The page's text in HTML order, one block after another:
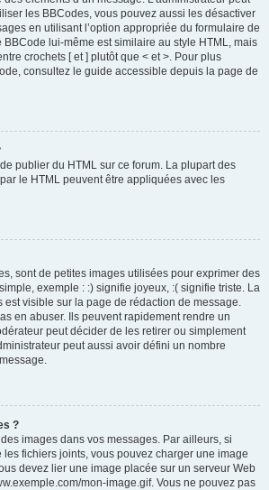
les BBCodes, vous pouvez aussi les désactiver
en utilisant l’option appropriée du formulaire de
lui-même est similaire au style HTML, mais
crochets [ et ] plutôt que < et >. Pour plus
consultez le guide accessible depuis la page de
publier du HTML sur ce forum. La plupart des
le HTML peuvent être appliquées avec les
sont de petites images utilisées pour exprimer des
exemple : :) signifie joyeux, :( signifie triste. La
est visible sur la page de rédaction de message.
en abuser. Ils peuvent rapidement rendre un
peut décider de les retirer ou simplement
peut aussi avoir défini un nombre
?
images dans vos messages. Par ailleurs, si
les fichiers joints, vous pouvez charger une image
devez lier une image placée sur un serveur Web
mon-image.gif. Vous ne pouvez pas